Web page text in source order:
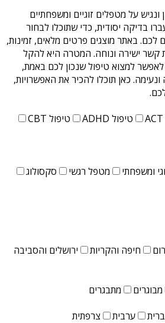
ונגיש על מטפלים זוגיים ומשפחתיים
בדיקה יסודית, כדי שתוכלו לבחור
באתר מוצגים פרטים מלאים, זמינות,
קשר ישירה ונוחה. המטרה היא להקל
למצוא טיפול שנכון לכם באמת,
כאן תוכלו להכיר את האפשרויות,
טיפול ADHD
טיפול CBT
ומשפחתי מטפל רגשי
סקסולוג
חיפה והקריות ירושלים והסביבה
מבוגרים
מתבגרים
ערבית צרפתית